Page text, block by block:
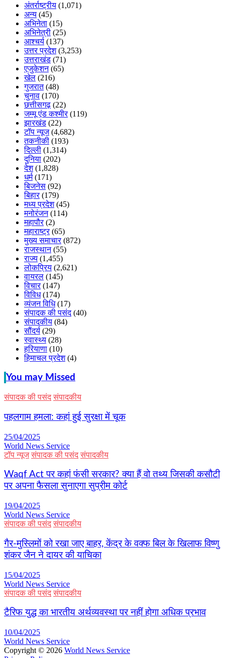
अंतर्राष्ट्रीय (1,071)
अन्य (45)
अभिनेता (15)
अभिनेत्री (25)
आश्चर्य (137)
उत्तर प्रदेश(3,253)
उत्तराखंड (71)
एजुकेशन(65)
खेल (216)
गुजरात(48)
चुनाव (170)
छत्तीसगढ़ (22)
जम्मू एंड कश्मीर(119)
झारखंड (22)
टॉप न्यूज(4,682)
तकनीकी (193)
दिल्ली (1,314)
दुनिया (202)
देश(1,828)
धर्म(171)
बिजनेस (92)
बिहार(179)
मध्य प्रदेश(45)
मनोरंजन(114)
महापौर(2)
महाराष्ट्र(65)
मुख्य समाचार(872)
राजस्थान(55)
राज्य (1,455)
लोकप्रिय (2,621)
वायरल (145)
विचार(147)
विविध(174)
व्यंजन विधि(17)
संपादक की पसंद(40)
संपादकीय (84)
सौंदर्य (29)
स्वास्थ्य (28)
हरियाणा (10)
हिमाचल प्रदेश(4)
You may Missed
संपादक की पसंद संपादकीय
पहलगाम हमला: कहां हुई सुरक्षा में चूक
25/04/2025
World News Service
टॉप न्यूज संपादक की पसंद संपादकीय
Waqf Act पर कहां फंसी सरकार? क्या हैं वो तथ्य जिसकी कसौटी
पर अपना फैसला सुनाएगा सुप्रीम कोर्ट
19/04/2025
World News Service
संपादक की पसंद संपादकीय
गैर-मुस्लिमों को रखा जाए बाहर, केंद्र के वक्फ बिल के खिलाफ विष्णु
शंकर जैन ने दायर की याचिका
15/04/2025
World News Service
संपादक की पसंद संपादकीय
टैरिफ युद्ध का भारतीय अर्थव्यवस्था पर नहीं होगा अधिक प्रभाव
10/04/2025
World News Service
Copyright © 2026 World News Service